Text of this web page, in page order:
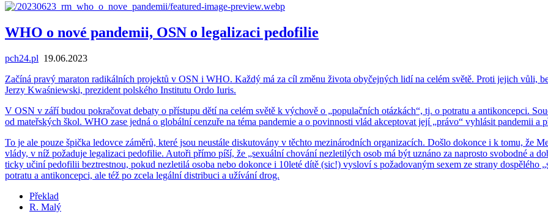
WHO o nové pandemii, OSN o legalizaci pedofilie
pch24.pl 19.06.2023
Za­čí­ná pravý ma­ra­ton ra­di­kál­ních pro­jek­tů v OSN i WHO. Každý má za cíl změnu ži­vo­ta oby­čej­ných lidí na celém světě. Proti je­jich vůli,
Jerzy Kwaśniewski, pre­zi­dent pol­ské­ho In­sti­tu­tu Ordo Iuris.
V OSN v září budou po­kra­čo­vat de­ba­ty o pří­stu­pu dětí na celém světě k vý­cho­vě o „po­pu­lač­ních otáz­kách“, tj. o po­tra­tu a an­ti­kon­cep­ci.
od ma­teř­ských škol. WHO zase jedná o glo­bál­ní cen­zu­ře na téma pan­de­mie a o po­vin­nos­ti vlád ak­cep­to­vat její „právo“ vy­hlá­sit pan­de­mii a
To je ale pouze špič­ka le­dov­ce zá­mě­rů, které jsou ne­u­stá­le dis­ku­to­vá­ny v těch­to me­zi­ná­rod­ních or­ga­ni­za­cích. Došlo do­kon­ce i k tomu, že
vlády, v níž po­ža­du­je le­ga­li­za­ci pe­do­fi­lie. Au­to­ři přímo píší, že „se­xu­ál­ní cho­vá­ní ne­zle­ti­lých osob má být uzná­no za na­pros­to svo­bod­né a
tic­ky učiní pe­do­fi­lii bez­trest­nou, pokud ne­zle­ti­lá osoba nebo do­kon­ce i 10le­té dítě (sic!) vy­slo­ví s po­ža­do­va­ným sexem ze stra­ny do­spě­lé­ho
po­tra­tu a an­ti­kon­cep­ci, ale též po zcela le­gál­ní dis­tri­buci a uží­vá­ní drog.
Překlad
R. Malý